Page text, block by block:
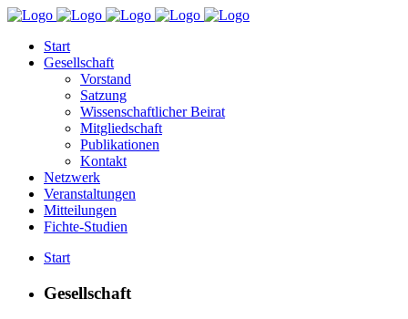
Start
Gesellschaft
Vorstand
Satzung
Wissenschaftlicher Beirat
Mitgliedschaft
Publikationen
Kontakt
Netzwerk
Veranstaltungen
Mitteilungen
Fichte-Studien
Start
Gesellschaft